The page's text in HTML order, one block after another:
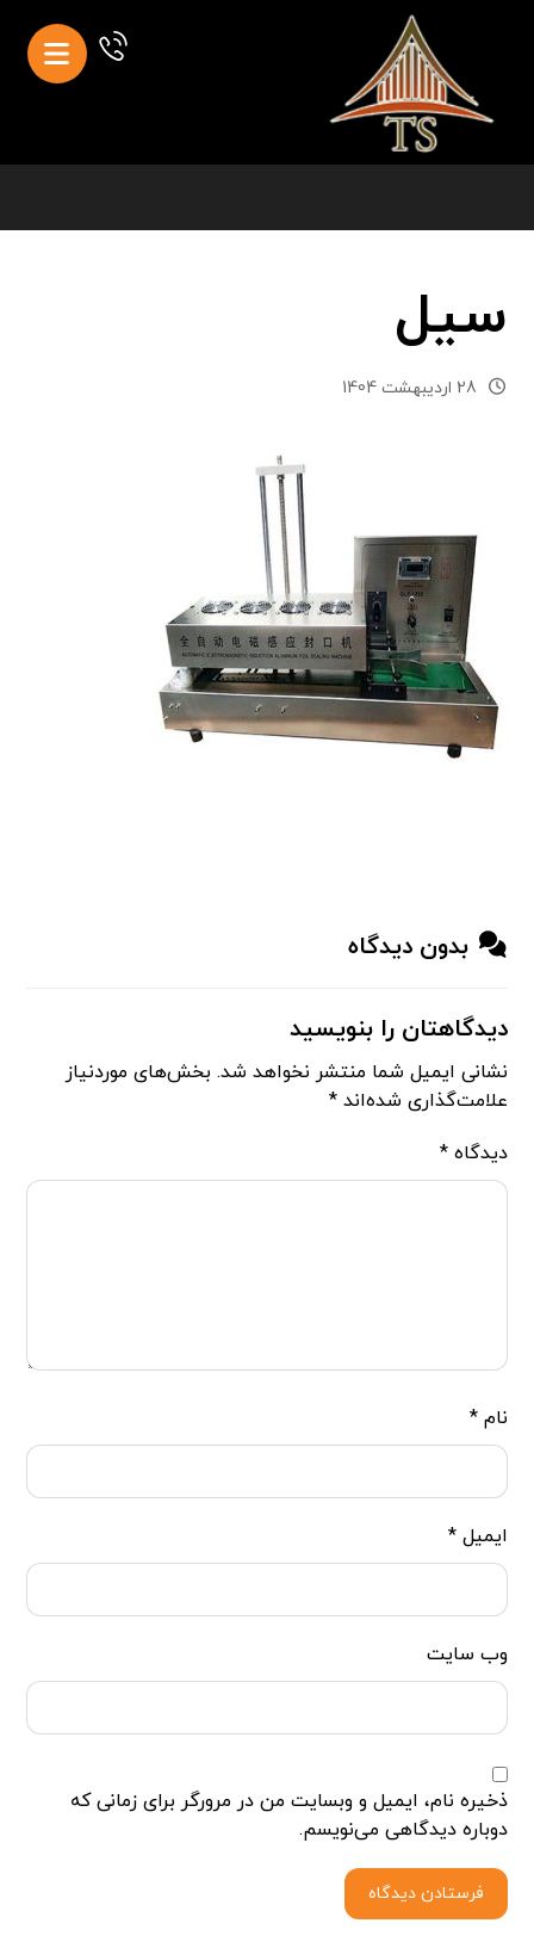
سیل
28 اردیبهشت 1404
بدون دیدگاه
دیدگاهتان را بنویسید
نشانی ایمیل شما منتشر نخواهد شد. بخش‌های موردنیاز
علامت‌گذاری شده‌اند*
دیدگاه*
نام*
ایمیل*
وب‌ سایت
ذخیره نام، ایمیل و وبسایت من در مرورگر برای زمانی که
دوباره دیدگاهی می‌نویسم.
فرستادن دیدگاه